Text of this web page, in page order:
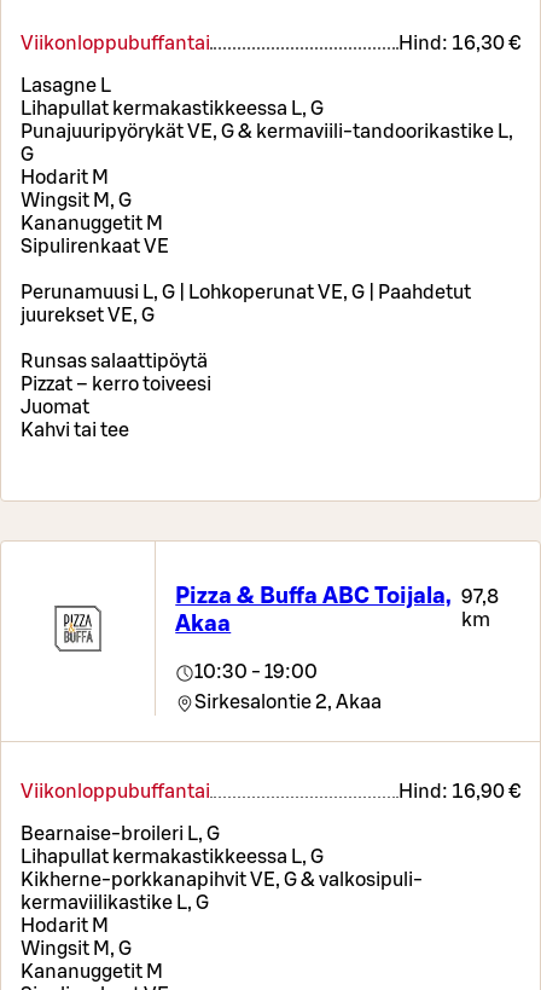
Viikonloppubuffantai Hind: 16,30 €
Lasagne L
Lihapullat kermakastikkeessa L, G
Punajuuripyörykät VE, G & kermaviili-tandoorikastike L,
G
Hodarit M
Wingsit M, G
Kananuggetit M
Sipulirenkaat VE
Perunamuusi L, G | Lohkoperunat VE, G | Paahdetut
juurekset VE, G
Runsas salaattipöytä
Pizzat – kerro toiveesi
Juomat
Kahvi tai tee
Pizza & Buffa ABC Toijala,
Akaa
97,8
km
10:30 - 19:00
Sirkesalontie 2, Akaa
Viikonloppubuffantai Hind: 16,90 €
Bearnaise-broileri L, G
Lihapullat kermakastikkeessa L, G
Kikherne-porkkanapihvit VE, G & valkosipuli-
kermaviilikastike L, G
Hodarit M
Wingsit M, G
Kananuggetit M